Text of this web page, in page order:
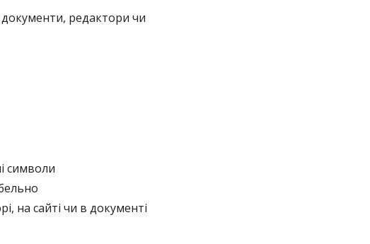
редактори чи
символи
на сайті чи в документі